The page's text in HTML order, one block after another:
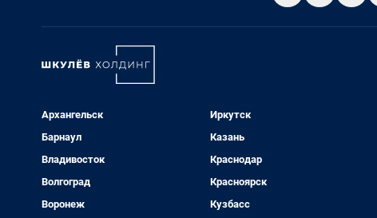
Архангельск
Барнаул
Владивосток
Волгоград
Воронеж
Иркутск
Казань
Краснодар
Красноярск
Кузбасс